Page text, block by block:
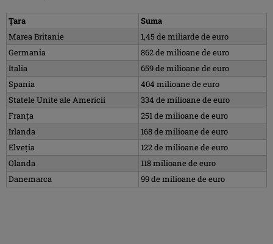
Țara
Suma
Marea Britanie
1,45 de miliarde de euro
Germania
862 de milioane de euro
Italia
659 de milioane de euro
Spania
404 milioane de euro
Statele Unite ale Americii
334 de milioane de euro
Franța
251 de milioane de euro
Irlanda
168 de milioane de euro
Elveția
122 de milioane de euro
Olanda
118 milioane de euro
Danemarca
99 de milioane de euro